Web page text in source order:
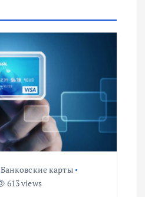
Банковские карты
613 views